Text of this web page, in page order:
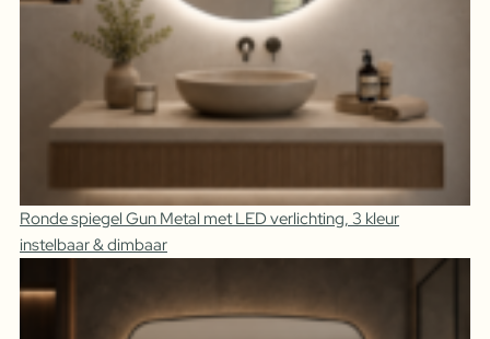
Ronde spiegel Gun Metal met LED verlichting, 3 kleur
instelbaar & dimbaar